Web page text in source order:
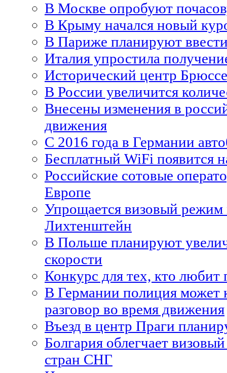
В Москве опробуют
В Крыму начался новый
В Париже планируют
Италия упростила
Исторический центр
В России увеличится
Внесены изменения в
движения
С 2016 года в Германии
Бесплатный WiFi появится
Российские сотовые
Европе
Упрощается визовый
Лихтенштейн
В Польше планируют
скорости
Конкурс для тех, кто любит
В Германии полиция может
разговор во время движения
Въезд в центр Праги
Болгария облегчает
стран СНГ